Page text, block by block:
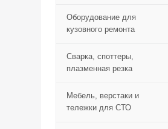
Оборудование для
кузовного ремонта
Сварка, споттеры,
плазменная резка
Мебель, верстаки и
тележки для СТО